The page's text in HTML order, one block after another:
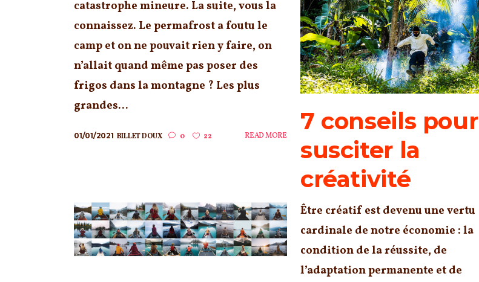
catastrophe mineure. La suite, vous la
connaissez. Le permafrost a foutu le
camp et on ne pouvait rien y faire, on
n’allait quand même pas poser des
frigos dans la montagne ? Les plus
grandes...
01/01/2021 BILLET DOUX 0 22 READ MORE
7 conseils pour
susciter la
créativité
Être créatif est devenu une vertu
cardinale de notre économie : la
condition de la réussite, de
l’adaptation permanente et de